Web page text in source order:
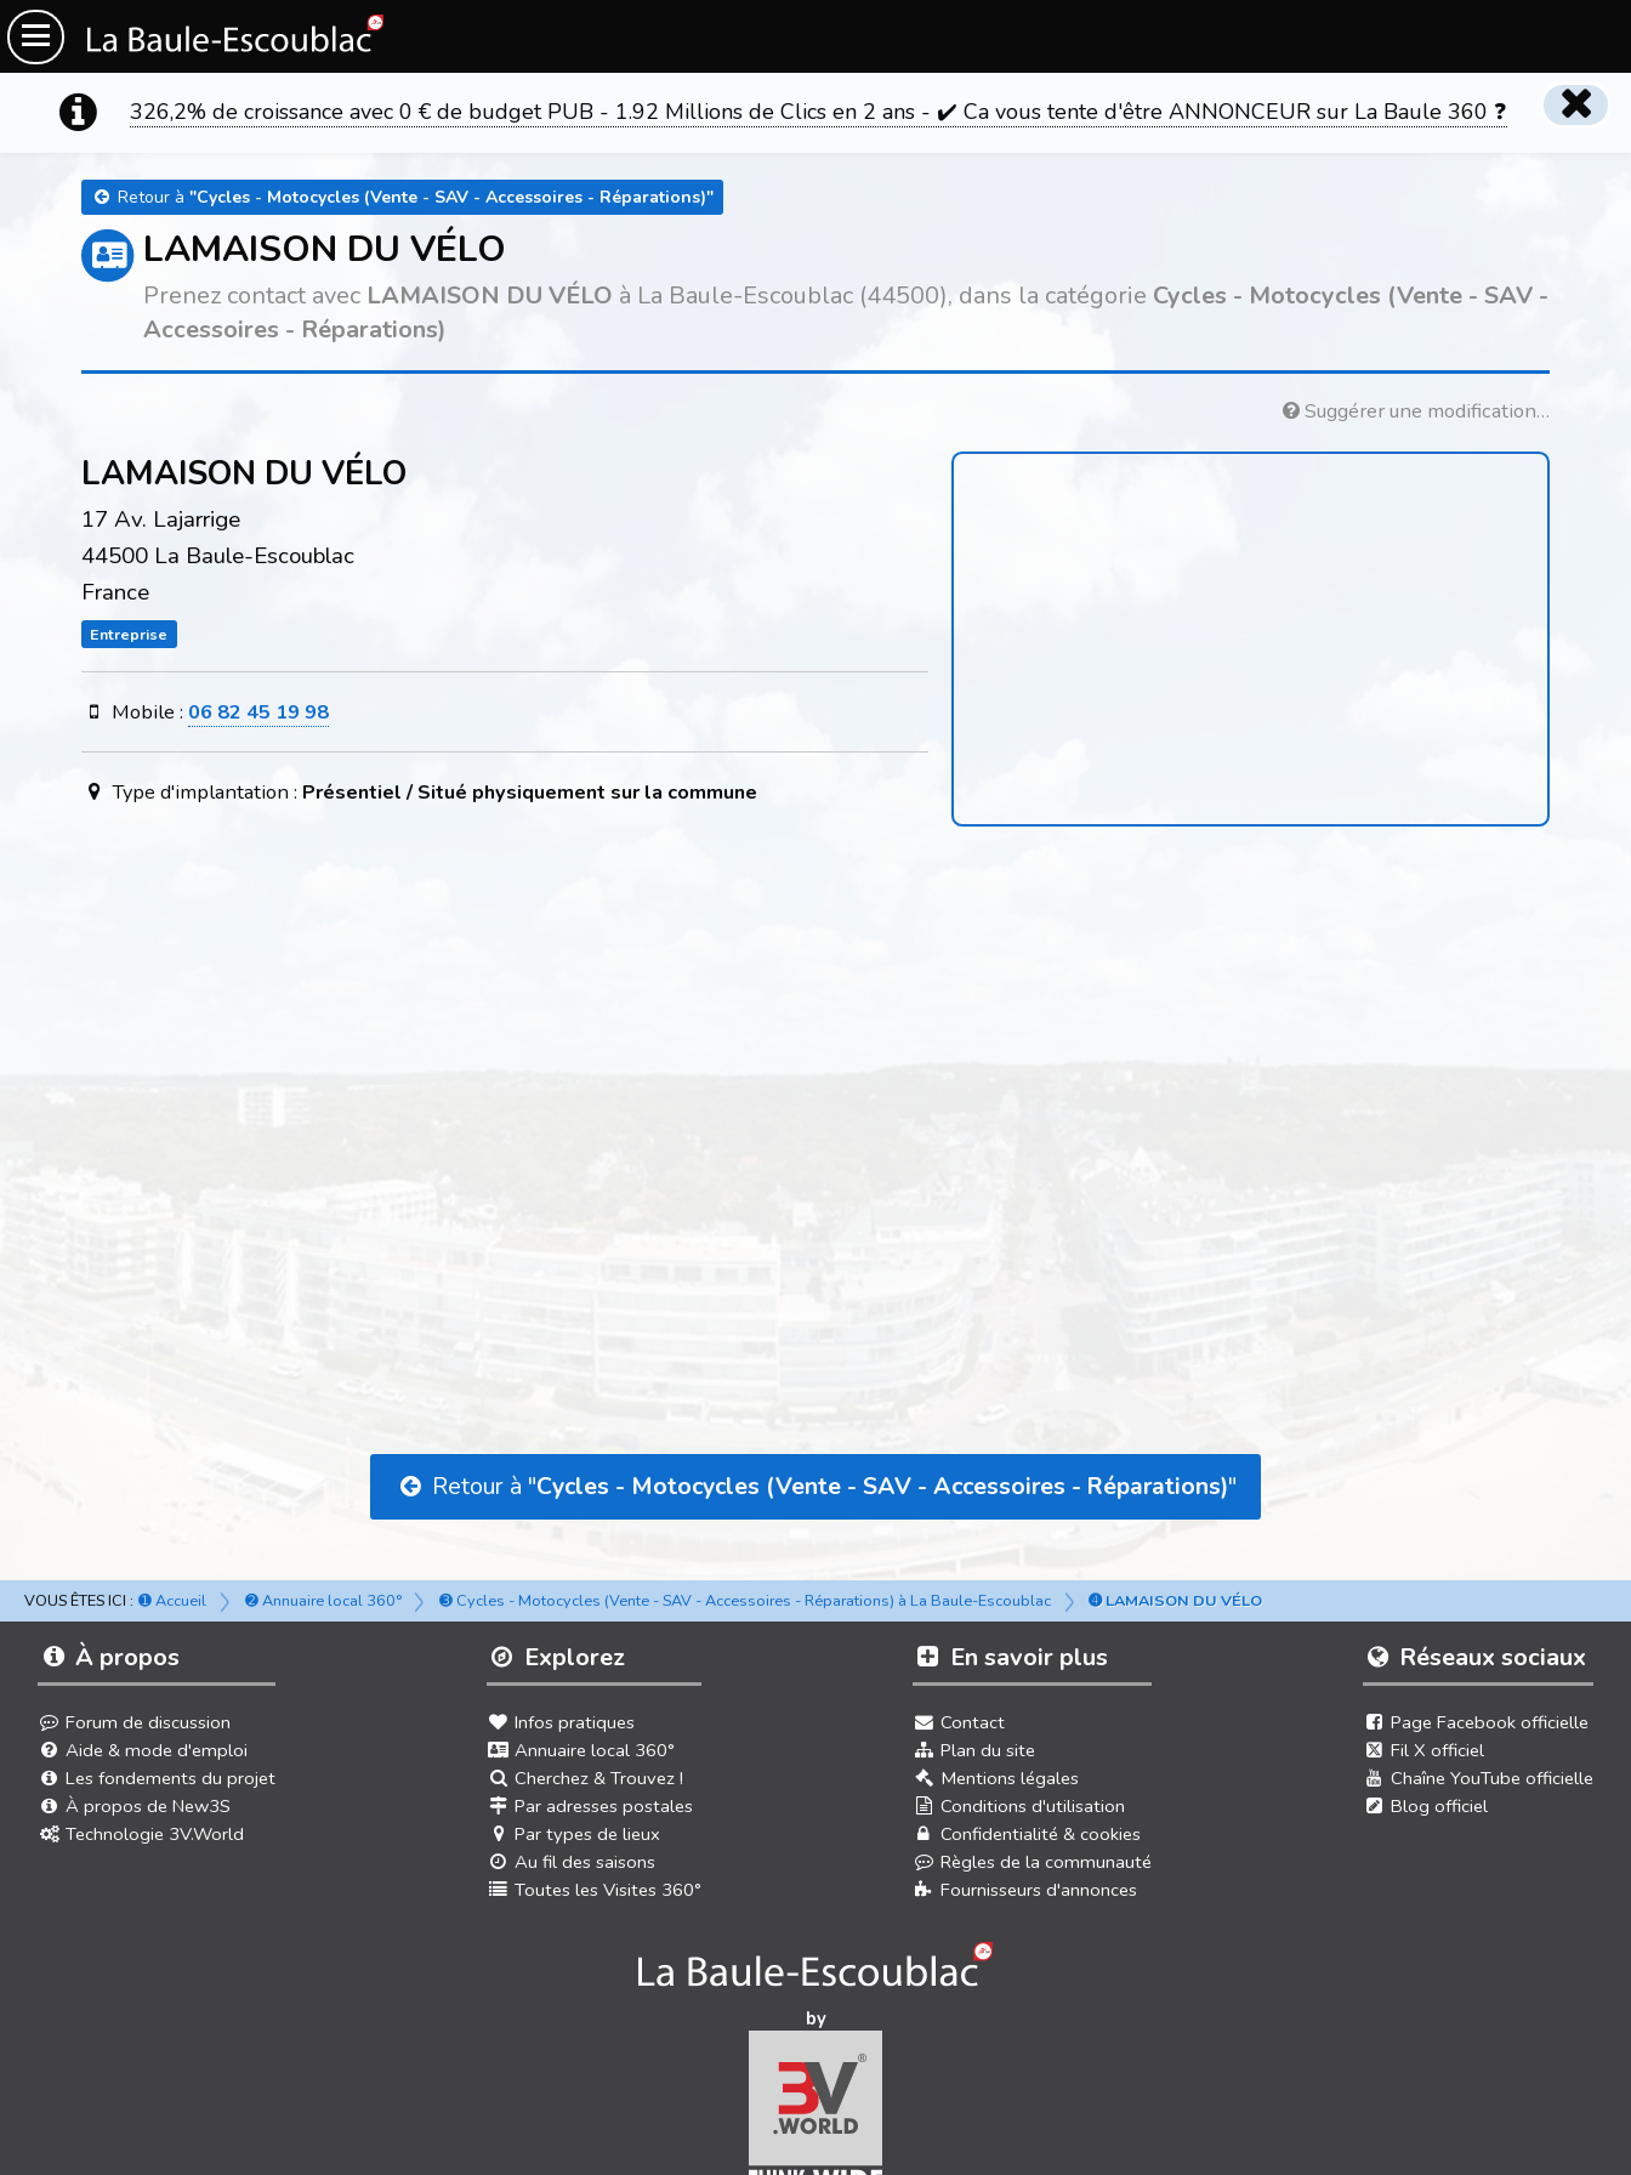
326,2% de croissance avec 0 € de budget PUB - 1.92 Millions de Clics en 2 ans - ✔️ Ca vous tente d'être ANNONCEUR sur La Baule 360 ❓
Retour à "Cycles - Motocycles (Vente - SAV - Accessoires - Réparations)"
LAMAISON DU VÉLO
Prenez contact avec LAMAISON DU VÉLO à La Baule-Escoublac (44500), dans la catégorie Cycles - Motocycles (Vente - SAV -
Accessoires - Réparations)
Suggérer une modification…
LAMAISON DU VÉLO
17 Av. Lajarrige
44500 La Baule-Escoublac
France
Entreprise
Mobile : 06 82 45 19 98
Type d'implantation : Présentiel / Situé physiquement sur la commune
Retour à "Cycles - Motocycles (Vente - SAV - Accessoires - Réparations)"
VOUS ÊTES ICI : ➊ Accueil ➋ Annuaire local 360° ➌ Cycles - Motocycles (Vente - SAV - Accessoires - Réparations) à La Baule-Escoublac ➍ LAMAISON DU VÉLO
Réseaux sociaux
Page Facebook officielle
Fil X officiel
Chaîne YouTube officielle
Blog officiel
En savoir plus
Contact
Plan du site
Mentions légales
Conditions d'utilisation
Confidentialité & cookies
Règles de la communauté
Fournisseurs d'annonces
Explorez
Infos pratiques
Annuaire local 360°
Cherchez & Trouvez !
Par adresses postales
Par types de lieux
Au fil des saisons
Toutes les Visites 360°
À propos
Forum de discussion
Aide & mode d'emploi
Les fondements du projet
À propos de New3S
Technologie 3V.World
by